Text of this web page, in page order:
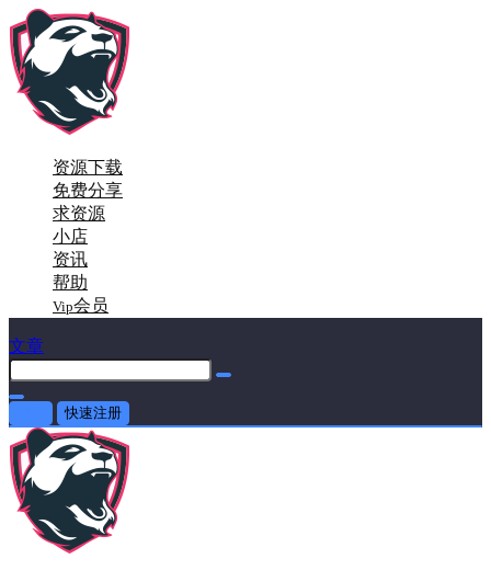
资源下载
免费分享
求资源
小店
资讯
帮助
Vip会员
文章
快速注册